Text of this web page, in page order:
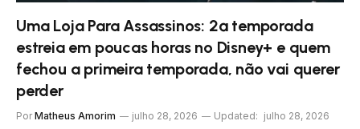
Uma Loja Para Assassinos: 2ª temporada
estreia em poucas horas no Disney+ e quem
fechou a primeira temporada, não vai querer
perder
Por Matheus Amorim julho 28, 2026 Updated: julho 28, 2026